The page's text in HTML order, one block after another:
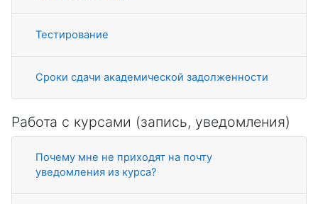
Тестирование
Сроки сдачи академической задолженности
Работа с курсами (запись, уведомления)
Почему мне не приходят на почту
уведомления из курса?